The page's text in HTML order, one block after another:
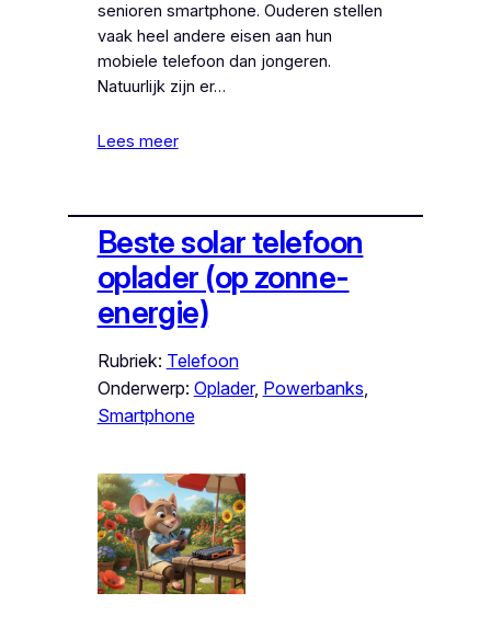
senioren smartphone. Ouderen stellen
vaak heel andere eisen aan hun
mobiele telefoon dan jongeren.
Natuurlijk zijn er…
Lees meer
Beste solar telefoon
oplader (op zonne-
energie)
Rubriek: Telefoon
Onderwerp: Oplader, Powerbanks
Smartphone